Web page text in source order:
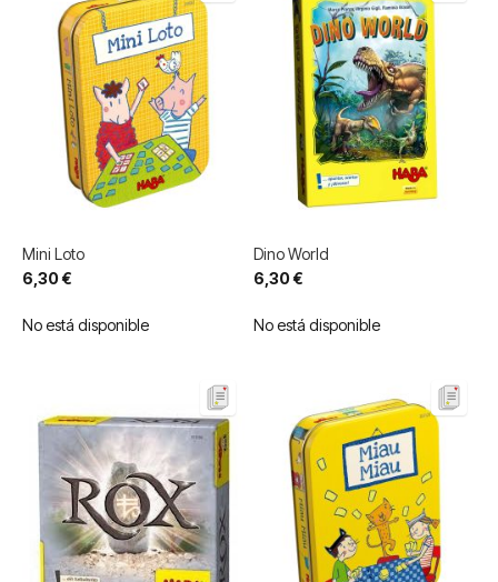
Mini Loto
6,30 €
No está disponible
Dino World
6,30 €
No está disponible